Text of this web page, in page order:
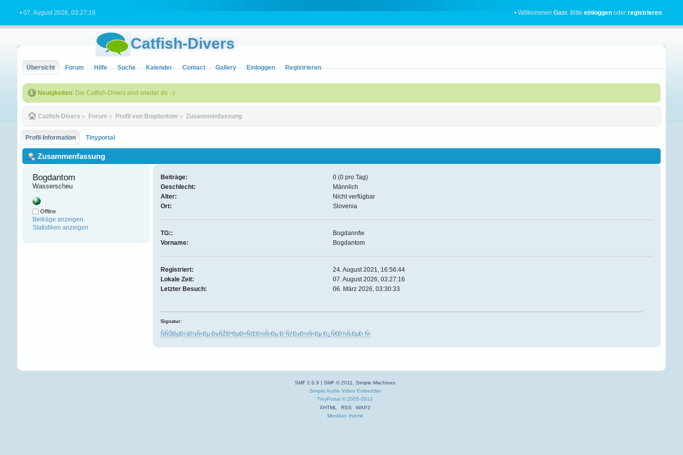
• 07. August 2026, 03:27:16 • WillkommenGast. Bitteeinloggen oderregistrieren.
Catfish-Divers
Übersicht Forum Hilfe Suche Kalender Contact Gallery Einloggen Registrieren
Neuigkeiten: Die Catfish-Divers sind wieder da :-)
Catfish-Divers » Forum » Profil von Bogdantom » Zusammenfassung
Profil-Information Tinyportal
Zusammenfassung
Bogdantom
Wasserscheu
Offline
Beiträge anzeigen
Statistiken anzeigen
Beiträge:
0 (0 pro Tag)
Geschlecht:
Männlich
Alter:
Nicht verfügbar
Ort:
Slovenia
TG::
Bogdannfw
Vorname:
Bogdantom
Registriert:
24. August 2021, 16:56:44
Lokale Zeit:
07. August 2026, 03:27:16
Letzter Besuch:
06. März 2026, 03:30:33
Signatur:
ÑÑŠÐµÐ¼Ð½Ñ‹Ðµ Ð±ÑŽÐ³ÐµÐ»ÑŒÐ½Ñ‹Ðµ Ð·ÑƒÐ±Ð½Ñ‹Ðµ Ð¿Ñ€Ð¾Ñ‚ÐµÐ·Ñ‹
SMF 2.0.9 |SMF © 2011,Simple Machines
Simple Audio Video Embedder
TinyPortal © 2005-2012
XHTML
RSS
WAP2
Meridian theme